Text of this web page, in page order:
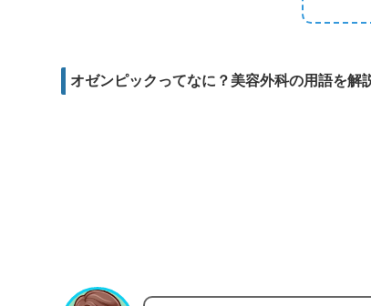
オゼンピックってなに？美容外科の用語を解